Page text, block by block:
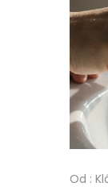
Od :